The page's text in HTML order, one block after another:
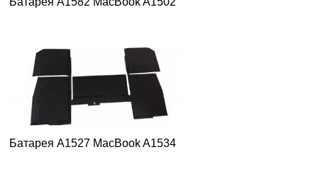
Батарея A1527 MacBook A1534